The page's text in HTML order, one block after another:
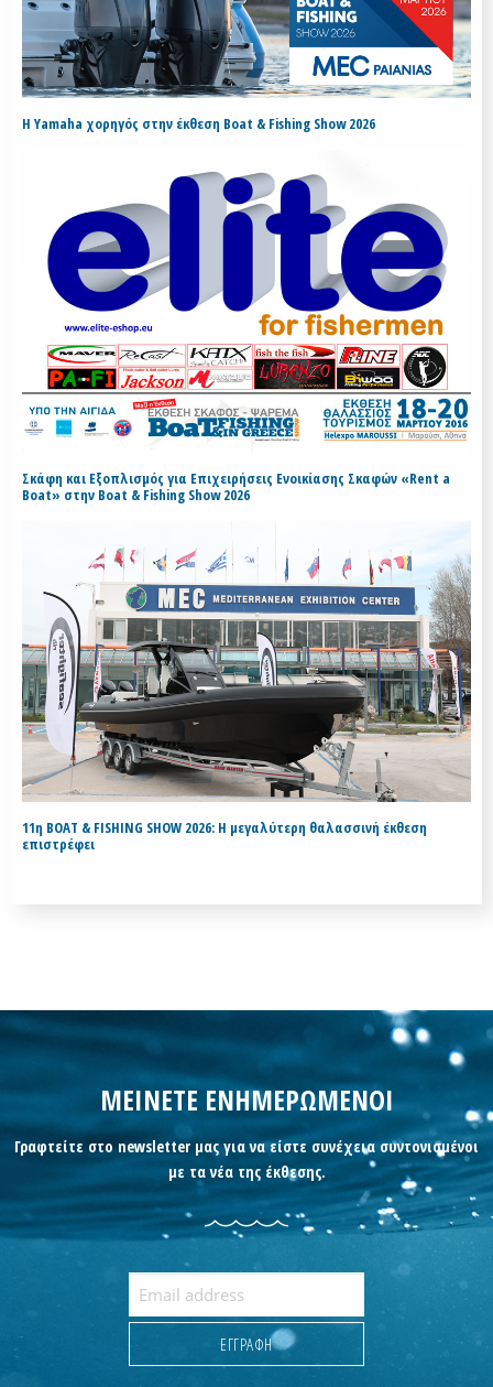
H Yamaha χορηγός στην έκθεση Boat & Fishing Show 2026
Σκάφη και Εξοπλισμός για Επιχειρήσεις Ενοικίασης Σκαφών «Rent a
Boat» στην Boat & Fishing Show 2026
11η BOAT & FISHING SHOW 2026: Η μεγαλύτερη θαλασσινή έκθεση
επιστρέφει
ΜΕΙΝΕΤΕ ΕΝΗΜΕΡΩΜΕΝΟΙ
Γραφτείτε στο newsletter μας για να είστε συνέχεια συντονισμένοι
με τα νέα της έκθεσης.